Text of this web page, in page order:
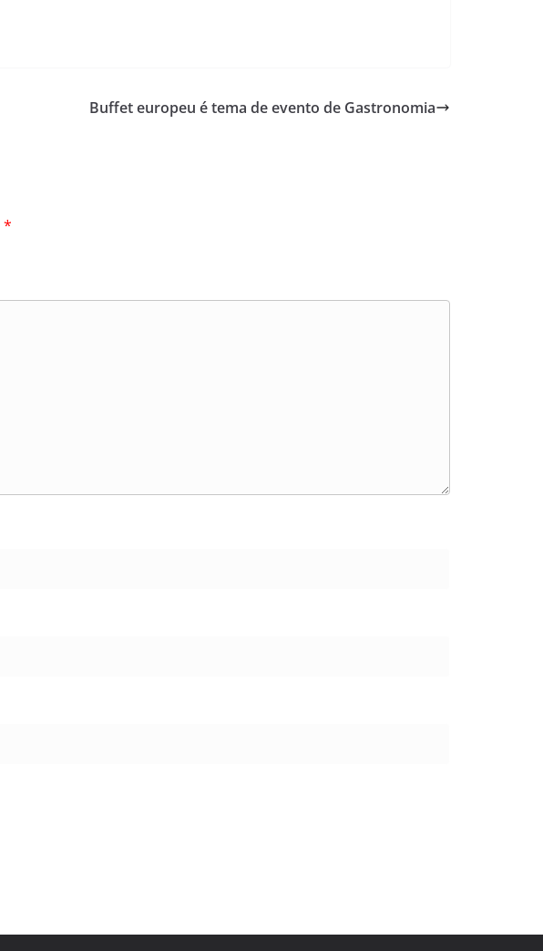
Buffet europeu é tema de evento de Gastronomia
*